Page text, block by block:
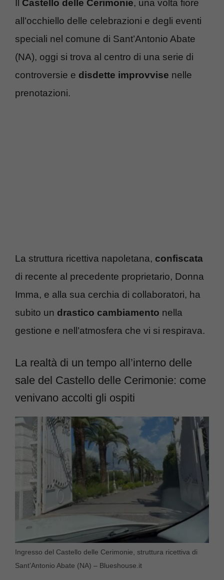
Il Castello delle Cerimonie, una volta fiore
all’occhiello delle celebrazioni e degli eventi
speciali nel comune di Sant’Antonio Abate
(NA), oggi si trova al centro di una serie di
controversie e disdette improvvise nelle
prenotazioni.
La struttura ricettiva napoletana, confiscata
di recente al precedente proprietario, Donna
Imma, e alla sua cerchia di collaboratori, ha
subito un drastico cambiamento nella
gestione e nell’atmosfera che vi si respirava.
La realtà di un tempo all’interno delle
sale del Castello delle Cerimonie: come
venivano accolti gli ospiti
Ingresso del Castello delle Cerimonie, struttura ricettiva di
Sant’Antonio Abate (NA) – Blueshouse.it